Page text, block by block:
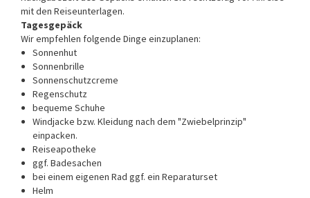
mit den Reiseunterlagen.
Tagesgepäck
Wir empfehlen folgende Dinge einzuplanen:
Sonnenhut
Sonnenbrille
Sonnenschutzcreme
Regenschutz
bequeme Schuhe
Windjacke bzw. Kleidung nach dem "Zwiebelprinzip"
einpacken.
Reiseapotheke
ggf. Badesachen
bei einem eigenen Rad ggf. ein Reparaturset
Helm